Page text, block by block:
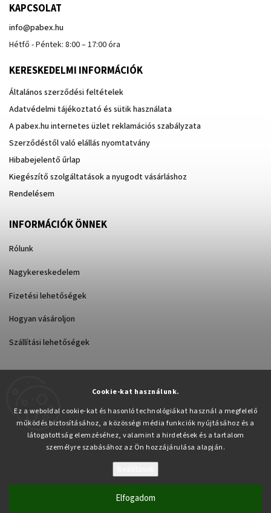
Cookie-kat használunk.
Ez a weboldal cookie-kat és hasonló technológiákat használ a megfelelő
működés biztosításához, a közösségi média funkciók nyújtásához és a
látogatottság elemzéséhez, valamint a hirdetések és a tartalom
személyre szabásához az Ön hozzájárulása alapján.
Elfogadom
KAPCSOLAT
info@pabex.hu
Hétfő - Péntek: 8:00 – 17:00 óra
KERESKEDELMI INFORMÁCIÓK
Általános szerződési feltételek
Adatvédelmi tájékoztató és sütik használata
A pabex.hu internetes üzlet reklamációs szabályzata
Szerződéstől való elállás nyomtatvány
Hibabejelentő űrlap
Kiegészítő szolgáltatások a nyugodt vásárláshoz
Rendelésem
INFORMÁCIÓK ÖNNEK
Rólunk
Nagykereskedelem
Fizetési lehetőségek
Hogyan vásároljon
Szállítási lehetőségek
Copyright 2026Pabex.hu. Minden jog fenntartva.
Süti beállítások szerkesztése